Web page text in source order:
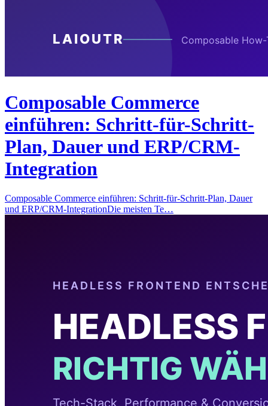
Composable Commerce
einführen: Schritt-für-Schritt-
Plan, Dauer und ERP/CRM-
Integration
Composable Commerce einführen: Schritt-für-Schritt-Plan, Dauer
und ERP/CRM-IntegrationDie meisten Te…